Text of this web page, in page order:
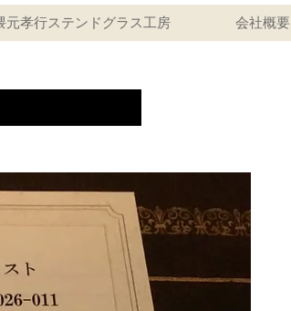
元孝行ステンドグラス工房 会社概要